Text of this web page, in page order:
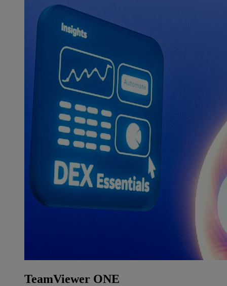
TeamViewer ONE